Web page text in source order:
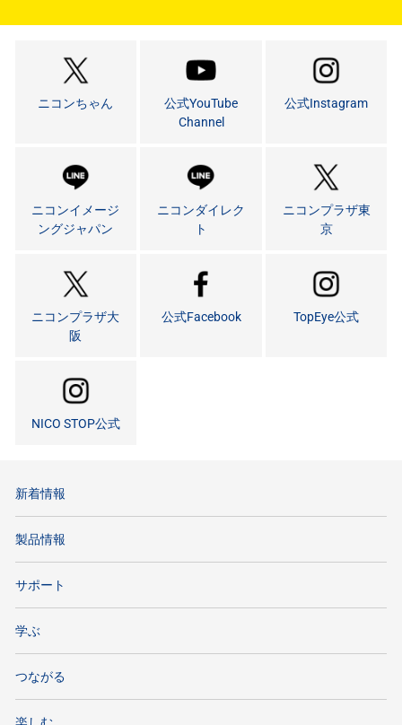
ニコンちゃん
公式YouTube
Channel
公式Instagram
ニコンイメージ
ングジャパン
ニコンダイレク
ト
ニコンプラザ東
京
ニコンプラザ大
阪
公式Facebook TopEye公式
NICO STOP公式
新着情報
製品情報
サポート
学ぶ
つながる